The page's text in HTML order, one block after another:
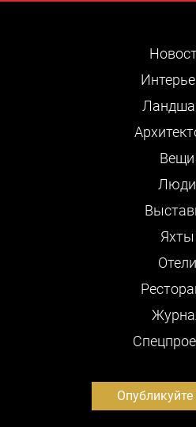
Вещи
Люди
Яхты
Отели